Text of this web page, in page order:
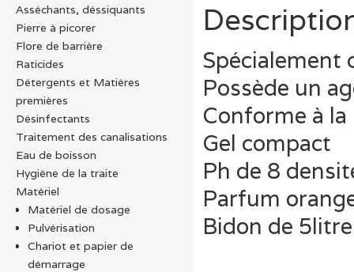
Spécialement
Possède un
Conforme à
Gel compact
Ph de 8
Parfum
Bidon de
Asséchants, déssiquants
Pierre à picorer
Flore de barrière
Raticides
Détergents et Matières
premières
Désinfectants
Traitement des canalisations
Eau de boisson
Hygiène de la traite
Matériel
Matériel de dosage
Pulvérisation
Chariot et papier de
démarrage